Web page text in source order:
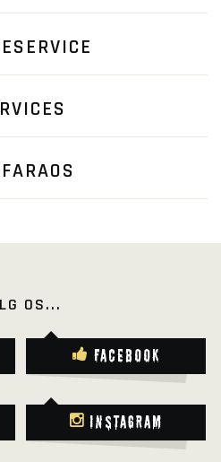
OS...
Facebook
Instagram